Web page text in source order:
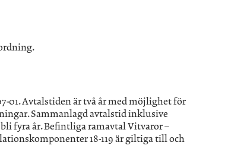
01. Avtalstiden är två år med möjlighet för
Sammanlagd avtalstid inklusive
fyra år. Befintliga ramavtal Vitvaror –
18-119 är giltiga till och